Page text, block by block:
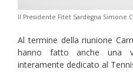
Il Presidente Fitet Sardegna Simone
Al termine della riunione
hanno fatto anche una
interamente dedicato al